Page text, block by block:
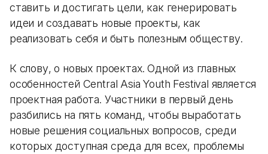
ставить и достигать цели, как генерировать
идеи и создавать новые проекты, как
реализовать себя и быть полезным обществу.
К слову, о новых проектах. Одной из главных
особенностей Central Asia Youth Festival является
проектная работа. Участники в первый день
разбились на пять команд, чтобы выработать
новые решения социальных вопросов, среди
которых доступная среда для всех, проблемы